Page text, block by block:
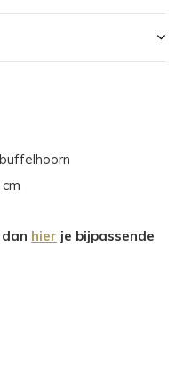
hier je bijpassende